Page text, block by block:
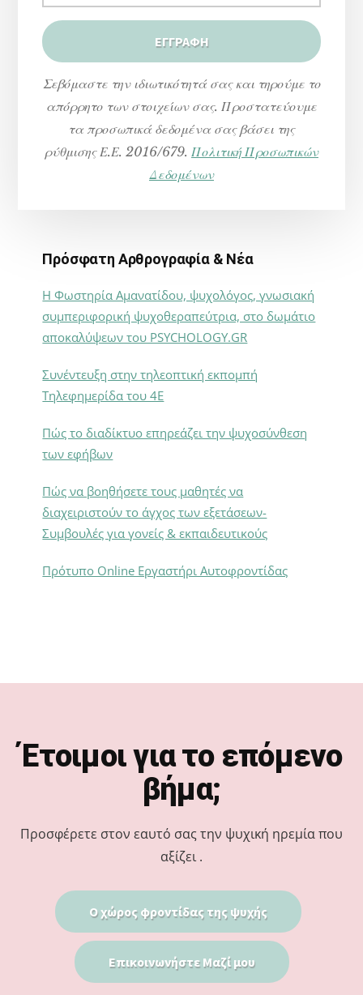
Σεβόμαστε την ιδιωτικότητά σας και τηρούμε το
απόρρητο των στοιχείων σας. Προστατεύουμε
τα προσωπικά δεδομένα σας βάσει της
ρύθμισης Ε.Ε. 2016/679. Πολιτική Προσωπικών
Δεδομένων
Πρόσφατη Αρθρογραφία & Νέα
Η Φωστηρία Αμανατίδου, ψυχολόγος, γνωσιακή
συμπεριφορική ψυχοθεραπεύτρια, στο δωμάτιο
αποκαλύψεων του PSYCHOLOGY.GR
Συνέντευξη στην τηλεοπτική εκπομπή
Τηλεφημερίδα του 4Ε
Πώς το διαδίκτυο επηρεάζει την ψυχοσύνθεση
των εφήβων
Πώς να βοηθήσετε τους μαθητές να
διαχειριστούν το άγχος των εξετάσεων-
Συμβουλές για γονείς & εκπαιδευτικούς
Πρότυπο Online Εργαστήρι Αυτοφροντίδας
Έτοιμοι για το επόμενο
βήμα;
Προσφέρετε στον εαυτό σας την ψυχική ηρεμία που
αξίζει .
Ο χώρος φροντίδας της ψυχής
Επικοινωνήστε Μαζί μου